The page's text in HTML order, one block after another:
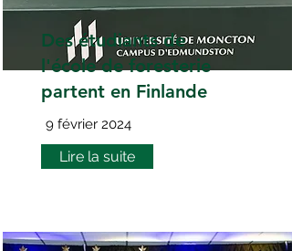
Des étudiants de
l'école de foresterie
partent en Finlande
9 février 2024
Lire la suite